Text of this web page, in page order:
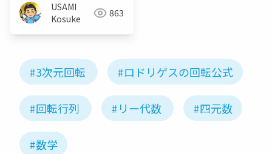
USAMI
Kosuke
863
#3次元回転 #ロドリゲスの回転公式
#回転行列 #リー代数 #四元数
#数学